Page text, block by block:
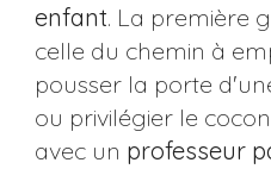
enfant. La première
celle du chemin à
pousser la porte
ou privilégier le
avec un professeur